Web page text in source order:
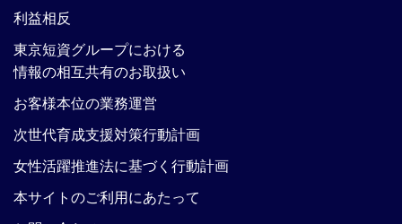
利益相反
東京短資グループにおける
情報の相互共有のお取扱い
お客様本位の業務運営
次世代育成支援対策行動計画
女性活躍推進法に基づく行動計画
本サイトのご利用にあたって